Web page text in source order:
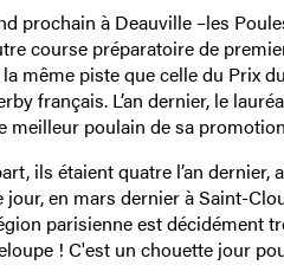
prochain à Deauville –les
course préparatoire de
même piste que celle du Prix
français. L’an dernier, le
meilleur poulain de sa
ils étaient quatre l’an
jour, en mars dernier à Saint-
parisienne est décidément
! C'est un chouette jour